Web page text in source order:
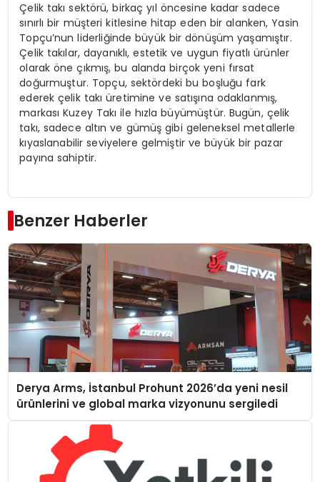
Çelik takı sektörü, birkaç yıl öncesine kadar sadece
sınırlı bir müşteri kitlesine hitap eden bir alanken, Yasin
Topçu’nun liderliğinde büyük bir dönüşüm yaşamıştır.
Çelik takılar, dayanıklı, estetik ve uygun fiyatlı ürünler
olarak öne çıkmış, bu alanda birçok yeni fırsat
doğurmuştur. Topçu, sektördeki bu boşluğu fark
ederek çelik takı üretimine ve satışına odaklanmış,
markası Kuzey Takı ile hızla büyümüştür. Bugün, çelik
takı, sadece altın ve gümüş gibi geleneksel metallerle
kıyaslanabilir seviyelere gelmiştir ve büyük bir pazar
payına sahiptir.
Benzer Haberler
Derya Arms, İstanbul Prohunt 2026’da yeni nesil
ürünlerini ve global marka vizyonunu sergiledi